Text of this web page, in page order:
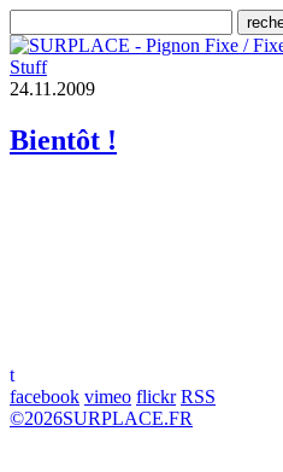
Stuff
24.11 .2009
Bientôt !
t
facebook vimeo flickr RSS
©2026SURPLACE.FR